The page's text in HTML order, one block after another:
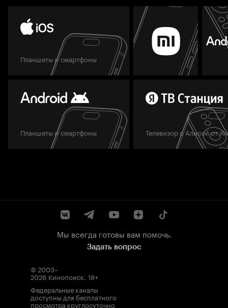
Планшеты и смартфоны
Планшеты и смартфоны Телевизор с Алисой от
Мы всегда готовы вам помочь.
Задать вопрос
© 2003–
2026 Кинопоиск. 18+
Федеральные каналы
доступны для бесплатного
просмотра круглосуточно